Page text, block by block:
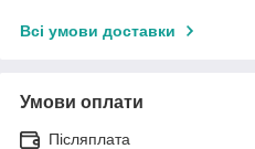
Всі умови доставки
Умови оплати
Післяплата